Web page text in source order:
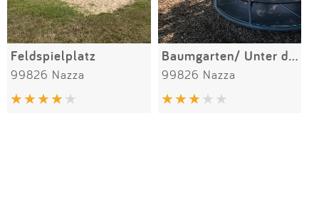
Feldspielplatz
99826 Nazza
Baumgarten/ Unter den Linden
99826 Nazza